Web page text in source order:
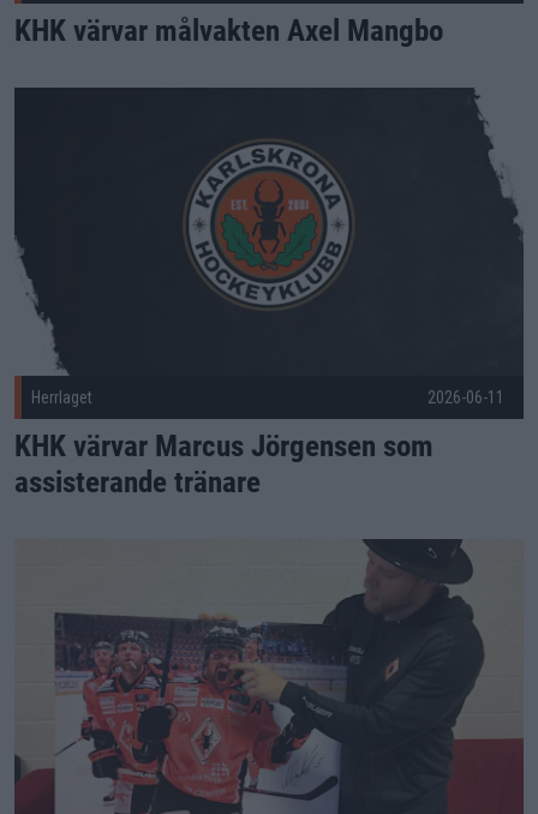
KHK värvar målvakten Axel Mangbo
KHK värvar Marcus Jörgensen som assisterande tränare
Herrlaget 2026-06-11
KHK värvar Marcus Jörgensen som
assisterande tränare
Mikael Kurki och KHK går skilda vägar Publicerad 2026-06-